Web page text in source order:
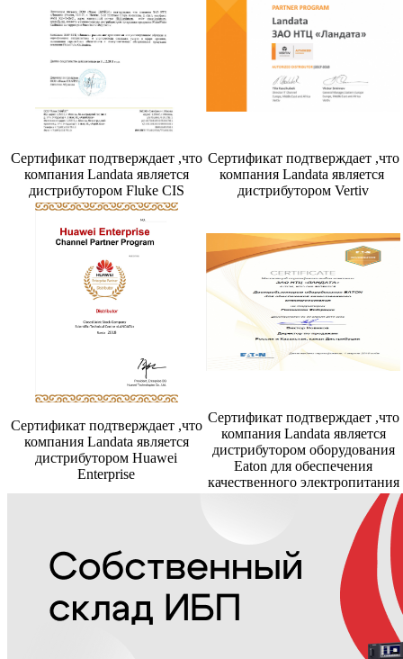
Сертификат подтверждает ,что
компания Landata является
дистрибутором Fluke CIS
Сертификат подтверждает ,что
компания Landata является
дистрибутором Vertiv
Сертификат подтверждает ,что
компания Landata является
дистрибутором Huawei
Enterprise
Сертификат подтверждает ,что
компания Landata является
дистрибутором оборудования
Eaton для обеспечения
качественного электропитания